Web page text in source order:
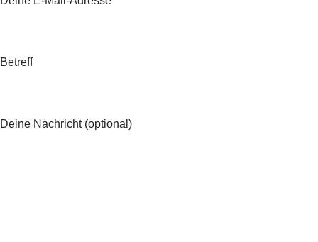
Betreff
Deine Nachricht (optional)